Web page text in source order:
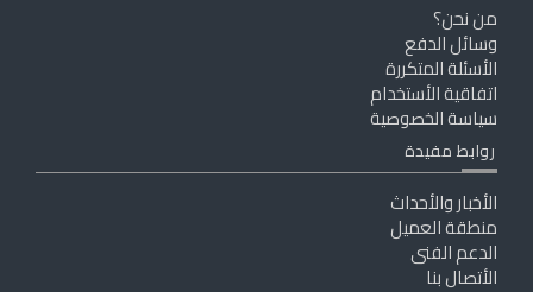
من نحن؟
وسائل الدفع
الأسئلة المتكررة
اتفاقية الأستخدام
سياسة الخصوصية
روابط مفيدة
الأخبار والأحداث
منطقة العميل
الدعم الفنى
الأتصال بنا